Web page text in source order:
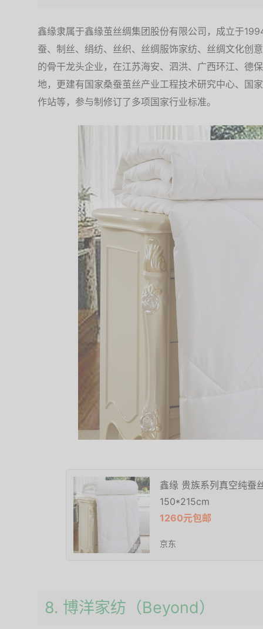
鑫缘隶属于鑫缘茧丝绸集团股份有限公司，成立于
蚕、制丝、绢纺、丝织、丝绸服饰家纺、丝绸文化创
的骨干龙头企业，在江苏海安、泗洪、广西环江、德
地，更建有国家桑蚕茧丝产业工程技术研究中心、国
作站等，参与制修订了多项国家行业标准。
鑫缘 贵族系列真空纯蚕
150*215cm
1260元包邮
京东
8. 博洋家纺（Beyond）